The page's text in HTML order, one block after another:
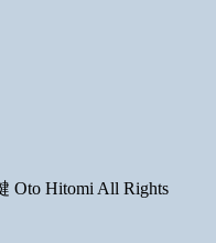
Oto Hitomi All Rights